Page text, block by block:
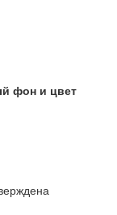
фон и цвет